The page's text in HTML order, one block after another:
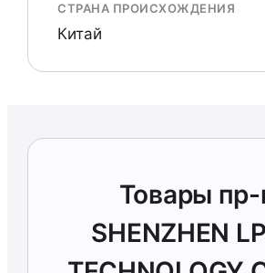
СТРАНА ПРОИСХОЖДЕНИЯ
Китай
Товары пр-
SHENZHEN